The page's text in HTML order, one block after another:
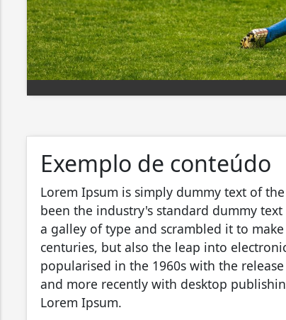
Exemplo de conteúdo
Lorem Ipsum is simply dummy text of
been the industry's standard dummy
a galley of type and scrambled it to
centuries, but also the leap into
popularised in the 1960s with the
and more recently with desktop
Lorem Ipsum.